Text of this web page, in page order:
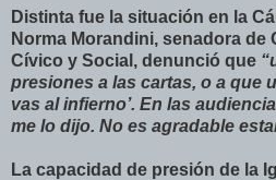
Distinta fue la situación en la
Norma Morandini, senadora de
Cívico y Social, denunció que
presiones a las cartas, o a que
vas al infierno’. En las
me lo dijo. No es agradable
La capacidad de presión de la